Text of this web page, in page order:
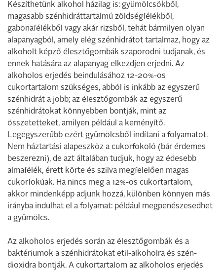
Készíthetünk alkohol házilag is: gyümölcsökből,
magasabb szénhidráttartalmú zöldségfélékből,
gabonafélékből vagy akár rizsből, tehát bármilyen olyan
alapanyagból, amely elég szénhidrátot tartalmaz, hogy az
alkoholt képző élesztőgombák szaporodni tudjanak, és
ennek hatására az alapanyag elkezdjen erjedni. Az
alkoholos erjedés beindulásához 12-20%-os
cukortartalom szükséges, abból is inkább az egyszerű
szénhidrát a jobb; az élesztőgombák az egyszerű
szénhidrátokat könnyebben bontják, mint az
összetetteket, amilyen például a keményítő.
Legegyszerűbb ezért gyümölcsből indítani a folyamatot.
Nem háztartási alapeszköz a cukorfokoló (bár érdemes
beszerezni), de azt általában tudjuk, hogy az édesebb
almafélék, érett körte és szilva megfelelően magas
cukorfokúak. Ha nincs meg a 12%-os cukortartalom,
akkor mindenképp adjunk hozzá, különben könnyen más
irányba indulhat el a folyamat: például megpenészesedhet
a gyümölcs.
Az alkoholos erjedés során az élesztőgombák és a
baktériumok a szénhidrátokat etil-alkoholra és szén-
dioxidra bontják. A cukortartalom az alkoholos erjedés